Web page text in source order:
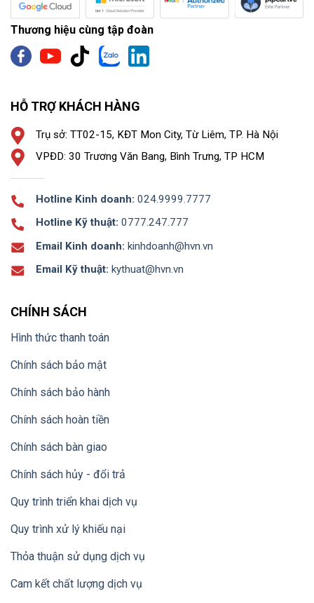
Thương hiệu cùng tập đoàn
HỖ TRỢ KHÁCH HÀNG
Trụ sở: TT02-15, KĐT Mon City, Từ Liêm, TP. Hà Nội
VPĐD: 30 Trương Văn Bang, Bình Trưng, TP HCM
Hotline Kinh doanh: 024.9999.7777
Hotline Kỹ thuật: 0777.247.777
Email Kinh doanh: kinhdoanh@hvn.vn
Email Kỹ thuật: kythuat@hvn.vn
CHÍNH SÁCH
Hình thức thanh toán
Chính sách bảo mật
Chính sách bảo hành
Chính sách hoàn tiền
Chính sách bàn giao
Chính sách hủy - đổi trả
Quy trình triển khai dịch vụ
Quy trình xử lý khiếu nại
Thỏa thuận sử dụng dịch vụ
Cam kết chất lượng dịch vụ